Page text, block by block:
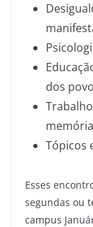
dos
Tópicos
Esses
segundas ou
campus